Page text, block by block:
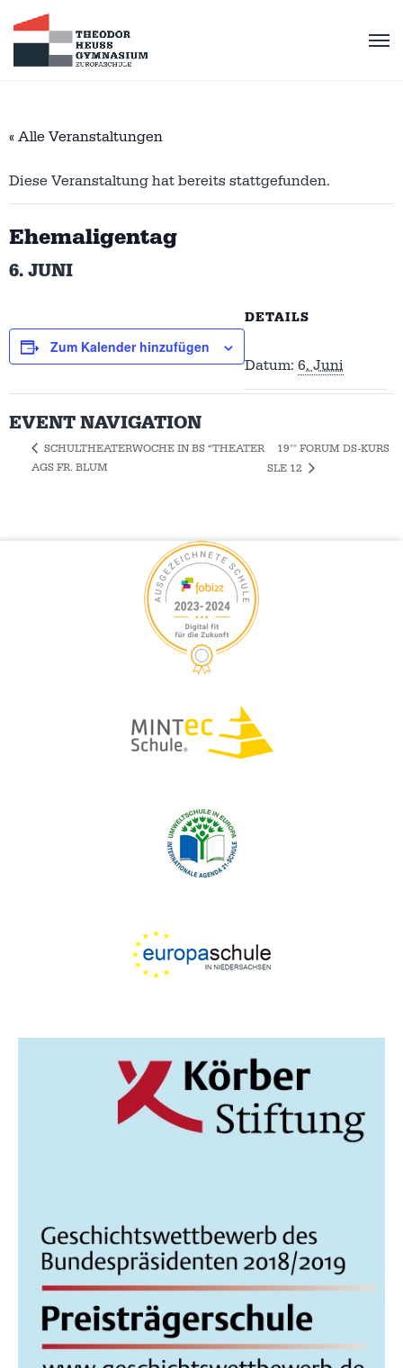
« Alle Veranstaltungen
Diese Veranstaltung hat bereits stattgefunden.
Ehemaligentag
6. JUNI
Zum Kalender hinzufügen
DETAILS
Datum: 6. Juni
EVENT NAVIGATION
SCHULTHEATERWOCHE IN BS “THEATER
AGS FR. BLUM
19°° FORUM DS-KURS
SLE 12